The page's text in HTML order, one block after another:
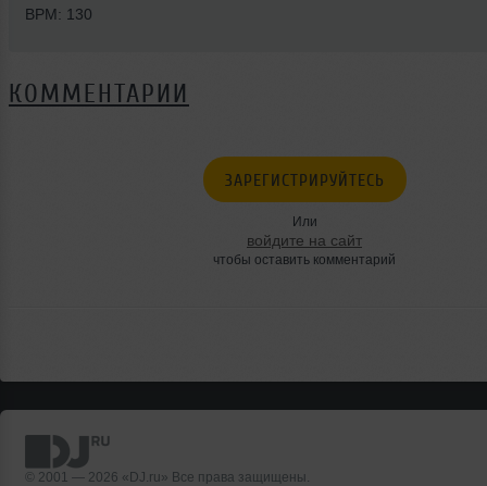
BPM: 130
КОММЕНТАРИИ
ЗАРЕГИСТРИРУЙТЕСЬ
Или
войдите на сайт
чтобы оставить комментарий
© 2001 — 2026 «DJ.ru» Все права защищены.